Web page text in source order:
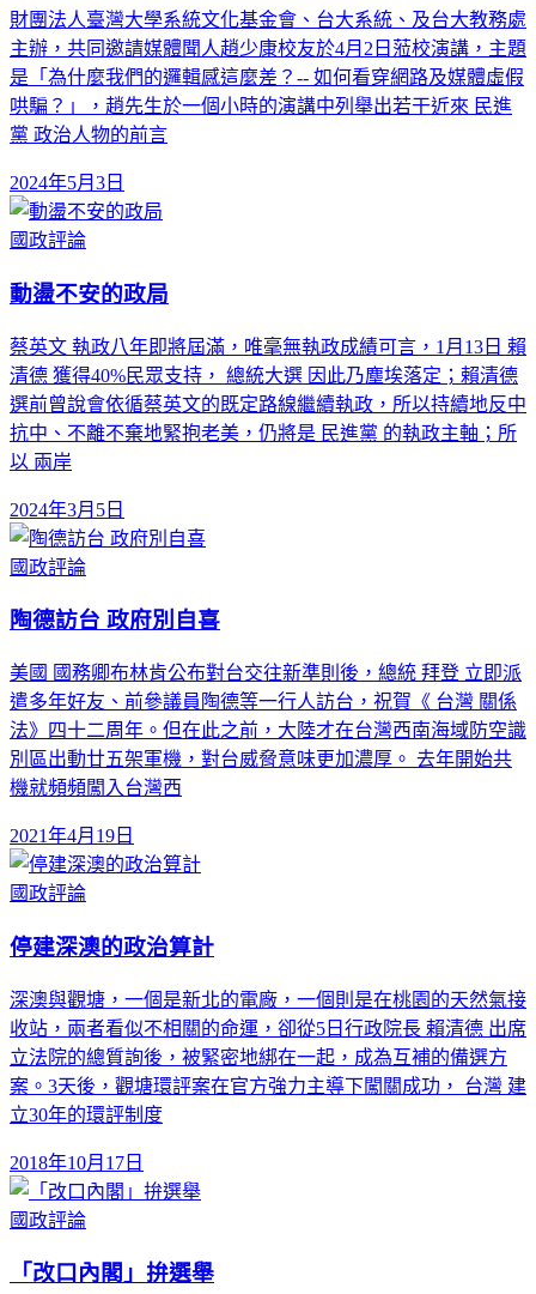
財團法人臺灣大學系統文化基金會、台大系統、及台大教務處
主辦，共同邀請媒體聞人趙少康校友於4月2日蒞校演講，主題
是「為什麼我們的邏輯感這麼差？-- 如何看穿網路及媒體虛假
哄騙？」，趙先生於一個小時的演講中列舉出若干近來 民進
黨 政治人物的前言
2024年5月3日
國政評論
動盪不安的政局
蔡英文 執政八年即將屆滿，唯毫無執政成績可言，1月13日 賴
清德 獲得40%民眾支持， 總統大選 因此乃塵埃落定；賴清德
選前曾說會依循蔡英文的既定路線繼續執政，所以持續地反中
抗中、不離不棄地緊抱老美，仍將是 民進黨 的執政主軸；所
以 兩岸
2024年3月5日
國政評論
陶德訪台 政府別自喜
美國 國務卿布林肯公布對台交往新準則後，總統 拜登 立即派
遣多年好友、前參議員陶德等一行人訪台，祝賀《 台灣 關係
法》四十二周年。但在此之前，大陸才在台灣西南海域防空識
別區出動廿五架軍機，對台威脅意味更加濃厚。 去年開始共
機就頻頻闖入台灣西
2021年4月19日
國政評論
停建深澳的政治算計
深澳與觀塘，一個是新北的電廠，一個則是在桃園的天然氣接
收站，兩者看似不相關的命運，卻從5日行政院長 賴清德 出席
立法院的總質詢後，被緊密地綁在一起，成為互補的備選方
案。3天後，觀塘環評案在官方強力主導下闖關成功， 台灣 建
立30年的環評制度
2018年10月17日
國政評論
「改口內閣」拚選舉